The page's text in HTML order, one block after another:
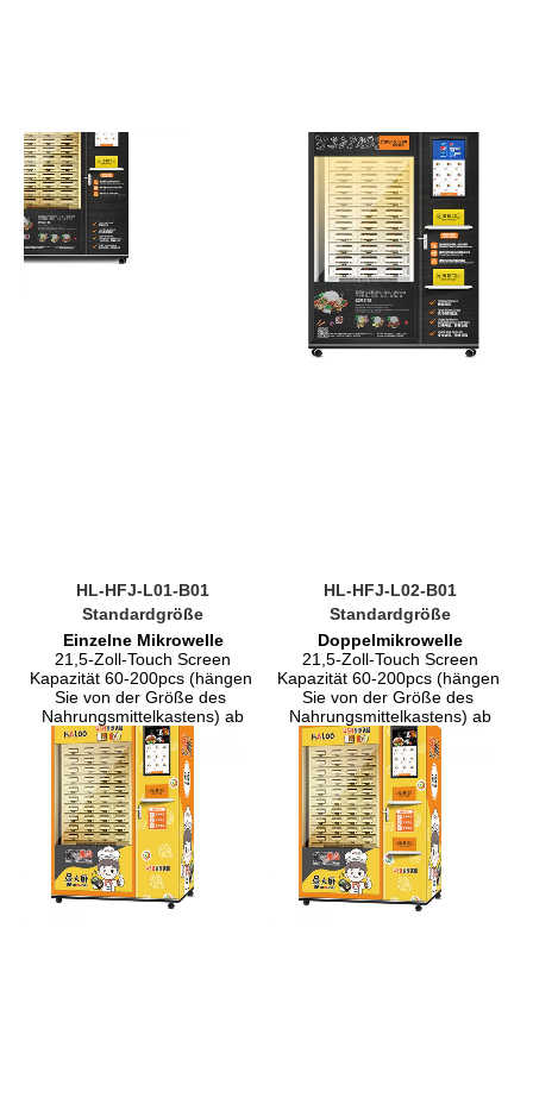
HL-HFJ-L01-B01
Standardgröße
Einzelne Mikrowelle
21,5-Zoll-Touch Screen
Kapazität 60-200pcs (hängen
Sie von der Größe des
Nahrungsmittelkastens) ab
HL-HFJ-L02-B01
Standardgröße
Doppelmikrowelle
21,5-Zoll-Touch Screen
Kapazität 60-200pcs (hängen
Sie von der Größe des
Nahrungsmittelkastens) ab